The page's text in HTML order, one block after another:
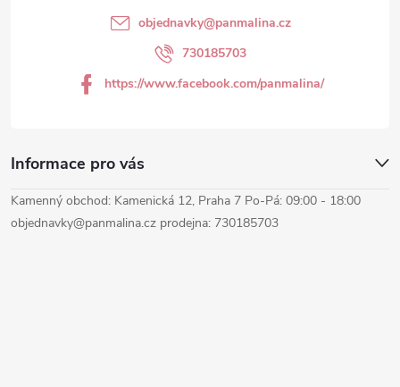
Informace pro vás
objednavky@panmalina.cz
730185703
https://www.facebook.com/panmalina/
Kamenný obchod: Kamenická 12, Praha 7 Po-Pá: 09:00 - 18:00
objednavky@panmalina.cz prodejna: 730185703